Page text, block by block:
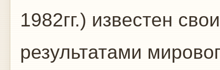
1982гг.) известен
результатами